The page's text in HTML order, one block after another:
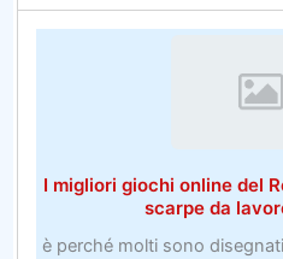
I migliori giochi online del
scarpe da
è perché molti sono